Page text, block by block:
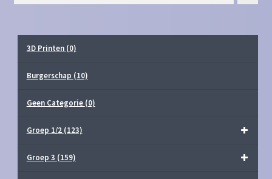
3D Printen (0)
Burgerschap (10)
Geen Categorie (0)
Groep 1/2 (123)
Groep 3 (159)